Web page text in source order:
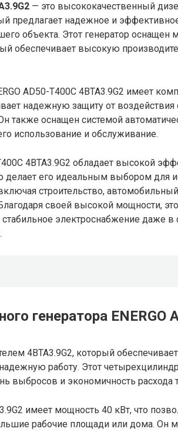
— это высококачественный
предлагает надежное и
объекта. Этот генератор
обеспечивает высокую
AD50-T400C 4BTA3.9G2 имеет
надежную защиту от
также оснащен системой
использование и обслуживание.
4BTA3.9G2 обладает высокой
делает его идеальным выбором для
строительство,
своей высокой мощности,
электроснабжение даже
генератора ENERGO
4BTA3.9G2, который
работу. Этот
выбросов и экономичность расхода
имеет мощность 40 кВт, что
рабочие площади или дома. Он